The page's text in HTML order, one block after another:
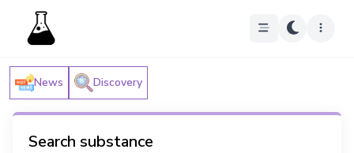
News Discovery
Search substance